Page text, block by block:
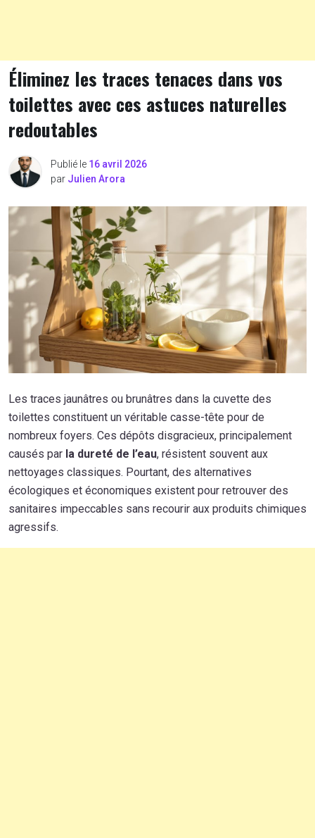
Éliminez les traces tenaces dans vos
toilettes avec ces astuces naturelles
redoutables
Publié le 16 avril 2026
par Julien Arora
Les traces jaunâtres ou brunâtres dans la cuvette des
toilettes constituent un véritable casse-tête pour de
nombreux foyers. Ces dépôts disgracieux, principalement
causés par la dureté de l’eau, résistent souvent aux
nettoyages classiques. Pourtant, des alternatives
écologiques et économiques existent pour retrouver des
sanitaires impeccables sans recourir aux produits chimiques
agressifs.